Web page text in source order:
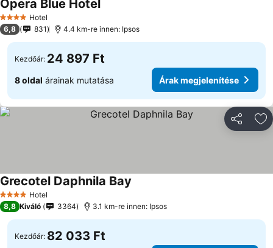
4 KategóriaHotel
Opera Blue HotelÁrak megjelenítése
6,8 831 4.4 km-re innen: Ipsos
Kezdőár: 24 897 Ft
8 oldal árainak mutatása Árak megjelenítése
4 KategóriaHotel
Grecotel Daphnila Bay
8,8 Kiváló 3364 3.1 km-re innen: Ipsos
Kezdőár: 82 033 Ft